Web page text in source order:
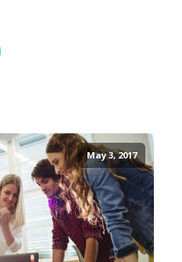
May 3, 2017